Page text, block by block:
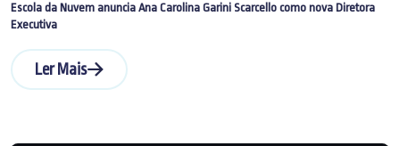
Escola da Nuvem anuncia Ana Carolina Garini Scarcello como nova Diretora
Executiva
Ler Mais